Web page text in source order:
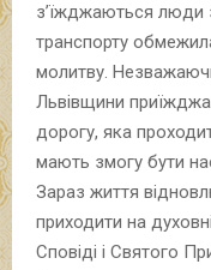
з’їжджаються люди з
транспорту
молитву.
Львівщини
дорогу, яка
мають змогу бути
Зараз життя
приходити на
Сповіді і Святого